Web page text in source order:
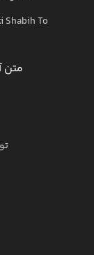
Shabih To
متن